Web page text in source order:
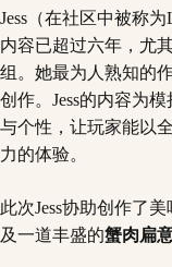
Jess（在社区中被称
内容已超过六年，尤
组。她最为人熟知的
创作。Jess的内容为
与个性，让玩家能以
力的体验。
此次Jess协助创作了
及一道丰盛的蟹肉扁